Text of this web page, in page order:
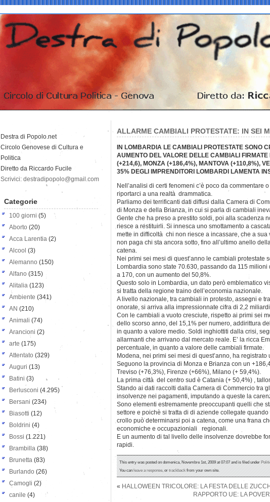
ALLARME CAMBIALI PROTESTATE: IN SEI
IN LOMBARDIA LE CAMBIALI PROTESTATE
AUMENTO DEL VALORE DELLE CAMBIALI
(+214,6), MONZA (+186,4%), MANTOVA (+110,8%),
35% DEGLI IMPRENDITORI LOMBARDI LAMENTA
Nell’analisi di certi fenomeni c’è poco da commentare
riportarci a una realtà drammatica.
Parliamo dei terrificanti dati diffusi dalla Camera di
di Monza e della Brianza, in cui si parla di cambiali
Gente che ha preso a prestito soldi, poi alla scadenza
riesce a restituirli. Si innesca uno smottamento a
mette in difficoltà chi non riesce a incassare, che a sua
non paga chi sta ancora sotto, fino all’ultimo anello
catena.
Nei primi sei mesi di quest’anno le cambiali protestate
Lombardia sono state 70.630, passando da 115 milioni
a 170, con un aumento del 50,8%.
Questo solo in Lombardia, un dato però emblematico
si tratta della regione traino dell’economia nazionale.
A livello nazionale, tra cambiali in protesto, assegni e
onorate, si arriva alla impressionnate cifra di 2,2
Con le cambiali a vuoto cresciute, rispetto ai primi sei
dello scorso anno, del 15,1% per numero, addirittura
in quanto a valore medio. Soldi inghiottiti dalla crisi,
allarmanti che arrivano dal mercato reale. E’ la ricca
percentuale, in quanto a valore delle cambiali firmate.
Modena, nei primi sei mesi di quest’anno, ha
Seguono la provincia di Monza e Brianza con un
Treviso (+76,3%), Firenze (+66%), Milano (+ 59,4%).
La prima città del centro sud è Catania (+ 50,4%) ,
Stando ai dati raccolti dalla Camera di Commercio tra
insolvenze nei pagamenti, imputando a queste la
Sono elementi estremamente preoccupanti quelli che
settore e poichè si tratta di di aziende collegate
crollo può determinarsi poi a catena, come una frana
economiche e occupazioniali regionali.
E un aumento di tal livello delle insolvenze dovrebbe
rapidi.
This entry was posted on domenica, Novembre 1st, 2009 at 07:07 and is filed under
You canleave a response, ortrackbackfrom your own site.
« HALLOWEEN TRICOLORE: LA FESTA DELLE
RAPPORTO UE: LA
Destra di Popolo.net
Circolo Genovese di Cultura e
Politica
Diretto da Riccardo Fucile
Scrivici: destradipopolo@gmail.com
Categorie
100 giorni (5)
Aborto (20)
Acca Larentia (2)
Alcool (3)
Alemanno (150)
Alfano (315)
Alitalia (123)
Ambiente (341)
AN (210)
Animali (74)
Arancioni (2)
arte (175)
Attentato (329)
Auguri (13)
Batini (3)
Berlusconi (4.295)
Bersani (234)
Biasotti (12)
Boldrini (4)
Bossi (1.221)
Brambilla (38)
Brunetta (83)
Burlando (26)
Camogli (2)
canile (4)